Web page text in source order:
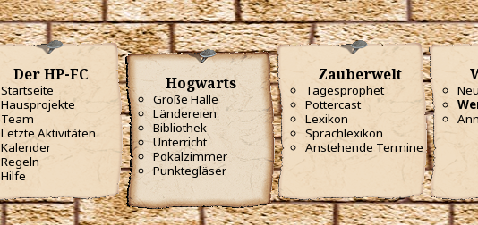
Der HP-FC
Startseite
Hausprojekte
Team
Letzte Aktivitäten
Kalender
Regeln
Hilfe
Hogwarts
Große Halle
Ländereien
Bibliothek
Unterricht
Pokalzimmer
Punktegläser
Zauberwelt
Tagesprophet
Pottercast
Lexikon
Sprachlexikon
Anstehende Termine